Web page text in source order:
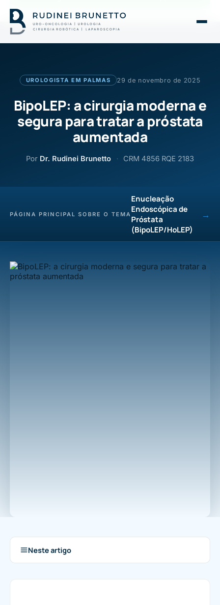
UROLOGISTA EM PALMAS 29 de novembro de 2025
BipoLEP: a cirurgia moderna e
segura para tratar a próstata
aumentada
Por Dr. Rudinei Brunetto · CRM 4856 RQE 2183
PÁGINA PRINCIPAL SOBRE O TEMA
Enucleação
Endoscópica de
Próstata
(BipoLEP/HoLEP)
→
Neste artigo